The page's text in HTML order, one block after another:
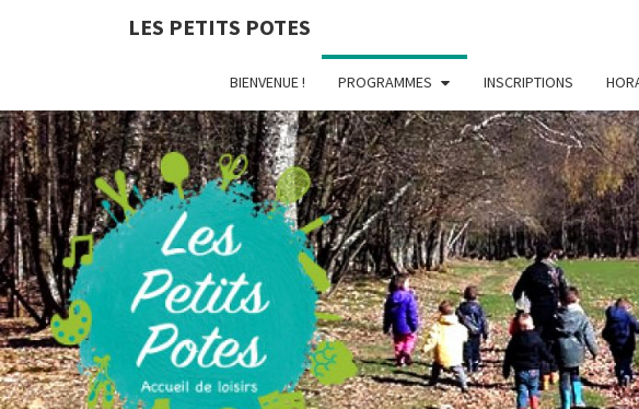
LES PETITS POTES
BIENVENUE ! PROGRAMMES INSCRIPTIONS